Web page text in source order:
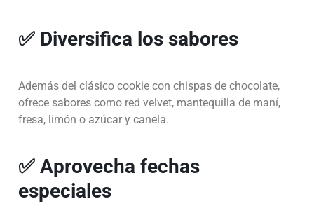
✅ Diversifica los sabores
Además del clásico cookie con chispas de chocolate,
ofrece sabores como red velvet, mantequilla de maní,
fresa, limón o azúcar y canela.
✅ Aprovecha fechas
especiales